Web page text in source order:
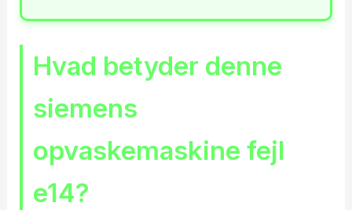
Hvad betyder denne
siemens
opvaskemaskine fejl
e14?